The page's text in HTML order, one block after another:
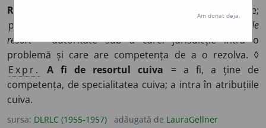
RES
Sector, domeniu de activitate;
p. ext.
Autoritate de
resort =autoritate sub a cărei jurisdicție intră o
problemă și care are competența de a o rezolva. ◊
Expr.
A fi de resortul cuiva = a fi, a ține de
competența, de specialitatea cuiva; a intra în atribuțiile
cuiva.
sursa: DLRLC (1955-1957) adăugată de LauraGellner
Am donat deja.